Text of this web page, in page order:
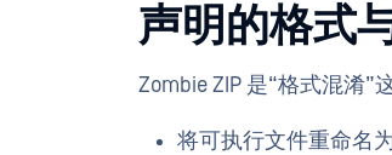
声明的格式
Zombie ZIP 是“格式混淆
将可执行文件重命名